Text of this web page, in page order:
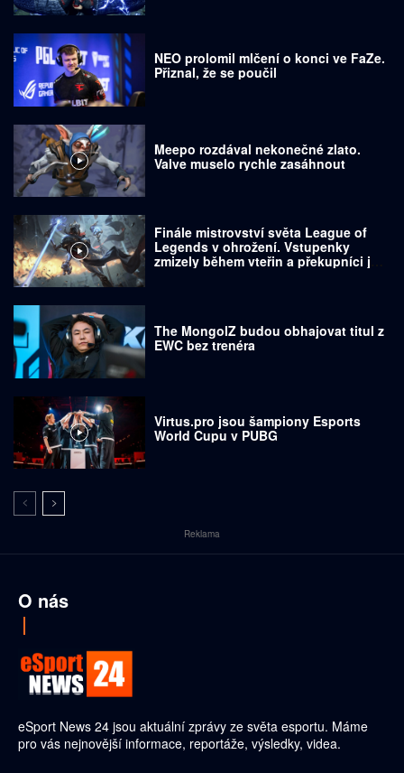
NEO prolomil mlčení o konci ve FaZe.
Přiznal, že se poučil
Meepo rozdával nekonečné zlato.
Valve muselo rychle zasáhnout
Finále mistrovství světa League of
Legends v ohrožení. Vstupenky
zmizely během vteřin a překupníci je
The MongolZ budou obhajovat titul z
EWC bez trenéra
Virtus.pro jsou šampiony Esports
World Cupu v PUBG
Reklama
O nás
eSport News 24 jsou aktuální zprávy ze světa esportu. Máme
pro vás nejnovější informace, reportáže, výsledky, videa.